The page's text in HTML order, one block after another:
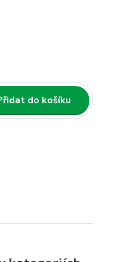
do košíku